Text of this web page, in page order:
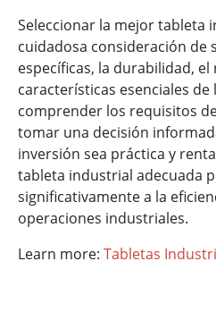
Seleccionar la mejor tableta
cuidadosa consideración de
específicas, la durabilidad,
características esenciales de
comprender los requisitos
tomar una decisión
inversión sea práctica y
tableta industrial adecuada
significativamente a la
operaciones industriales.
Learn more: Tabletas